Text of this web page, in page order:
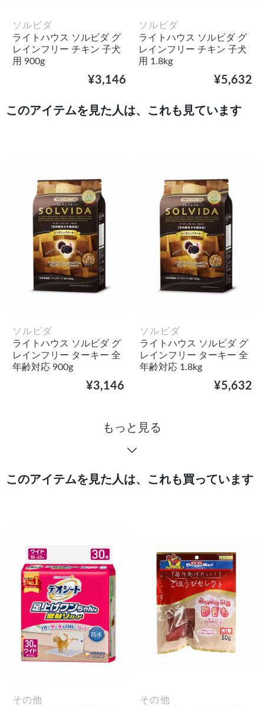
ソルビダ
ライトハウス ソルビダ グ
レインフリー チキン 子犬
用 900g
¥3,146
ソルビダ
ライトハウス ソルビダ グ
レインフリー チキン 子犬
用 1.8kg
¥5,632
このアイテムを見た人は、これも見ています
ソルビダ
ライトハウス ソルビダ グ
レインフリー ターキー 全
年齢対応 900g
¥3,146
ソルビダ
ライトハウス ソルビダ グ
レインフリー ターキー 全
年齢対応 1.8kg
¥5,632
もっと見る
このアイテムを見た人は、これも買っています
その他
その他